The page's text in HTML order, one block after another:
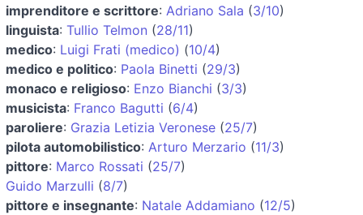
imprenditore e scrittore: Adriano Sala (3/10)
linguista: Tullio Telmon (28/11)
medico: Luigi Frati (medico) (10/4)
medico e politico: Paola Binetti (29/3)
monaco e religioso: Enzo Bianchi (3/3)
musicista: Franco Bagutti (6/4)
paroliere: Grazia Letizia Veronese (25/7)
pilota automobilistico: Arturo Merzario (11/3)
pittore: Marco Rossati (25/7)
Guido Marzulli (8/7)
pittore e insegnante: Natale Addamiano (12/5)